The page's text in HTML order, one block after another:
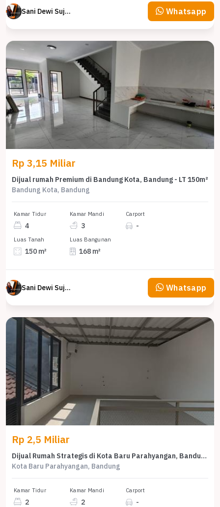
Sani Dewi Sujono Whatsapp
Rp 3,15 Miliar
Dijual rumah Premium di Bandung Kota, Bandung - LT 150m²
Bandung Kota, Bandung
Kamar Tidur
4
Kamar Mandi
3
Carport
-
Luas Tanah
150 m²
Luas Bangunan
168 m²
Sani Dewi Sujono Whatsapp
Rp 2,5 Miliar
Dijual Rumah Strategis di Kota Baru Parahyangan, Bandung - LT 126m²
Kota Baru Parahyangan, Bandung
Kamar Tidur
2
Kamar Mandi
2
Carport
-